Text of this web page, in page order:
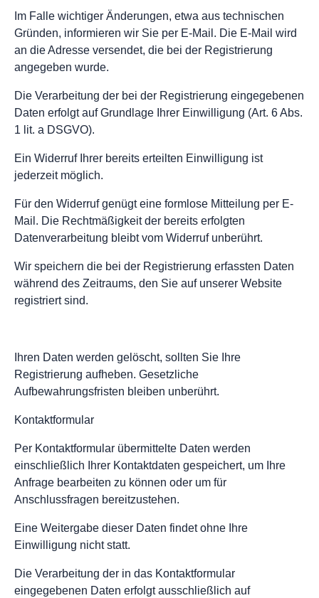
Im Falle wichtiger Änderungen, etwa aus technischen
Gründen, informieren wir Sie per E-Mail. Die E-Mail wird
an die Adresse versendet, die bei der Registrierung
angegeben wurde.
Die Verarbeitung der bei der Registrierung eingegebenen
Daten erfolgt auf Grundlage Ihrer Einwilligung (Art. 6 Abs.
1 lit. a DSGVO).
Ein Widerruf Ihrer bereits erteilten Einwilligung ist
jederzeit möglich.
Für den Widerruf genügt eine formlose Mitteilung per E-
Mail. Die Rechtmäßigkeit der bereits erfolgten
Datenverarbeitung bleibt vom Widerruf unberührt.
Wir speichern die bei der Registrierung erfassten Daten
während des Zeitraums, den Sie auf unserer Website
registriert sind.
Ihren Daten werden gelöscht, sollten Sie Ihre
Registrierung aufheben. Gesetzliche
Aufbewahrungsfristen bleiben unberührt.
Kontaktformular
Per Kontaktformular übermittelte Daten werden
einschließlich Ihrer Kontaktdaten gespeichert, um Ihre
Anfrage bearbeiten zu können oder um für
Anschlussfragen bereitzustehen.
Eine Weitergabe dieser Daten findet ohne Ihre
Einwilligung nicht statt.
Die Verarbeitung der in das Kontaktformular
eingegebenen Daten erfolgt ausschließlich auf